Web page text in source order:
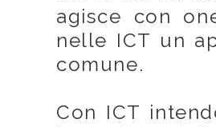
agisce con
nelle ICT un
comune.
Con ICT